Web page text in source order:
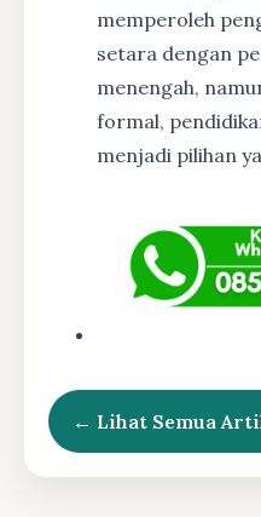
memperoleh
setara dengan
menengah,
formal,
menjadi pilihan
← Lihat Semua